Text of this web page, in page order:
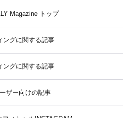
Magazine トップ
ングに関する記事
ングに関する記事
ザー向けの記事